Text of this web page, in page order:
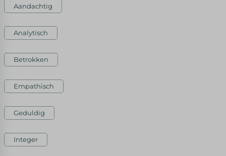
Aandachtig
Analytisch
Betrokken
Empathisch
Geduldig
Integer